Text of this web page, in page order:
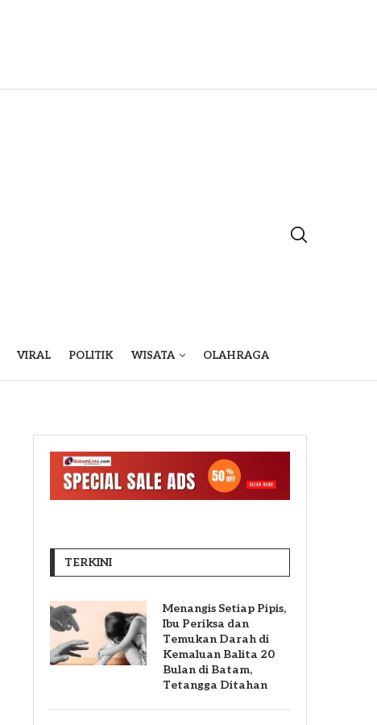
VIRAL POLITIK WISATA OLAHRAGA
TERKINI
Menangis Setiap Pipis,
Ibu Periksa dan
Temukan Darah di
Kemaluan Balita 20
Bulan di Batam,
Tetangga Ditahan